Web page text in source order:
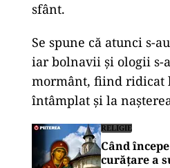
sfânt.
Se spune că atunci s-
iar bolnavii și ologii s-
mormânt, fiind ridicat
întâmplat și la
RELIGIE
Când
curățare a